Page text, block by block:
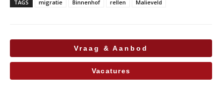
TAGS migratie Binnenhof rellen Malieveld
Vraag & Aanbod
Vacatures